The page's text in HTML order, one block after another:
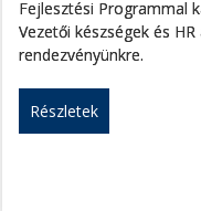
Fejlesztési Programmal
Vezetői készségek és
rendezvényünkre.
Részletek